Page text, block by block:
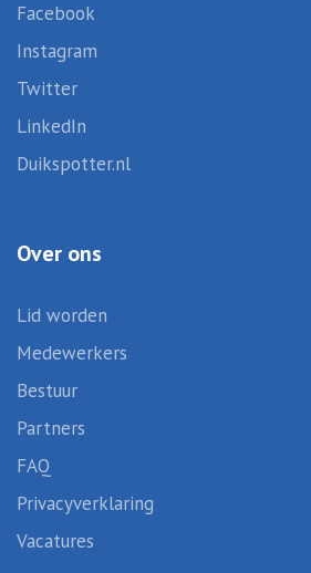
Facebook
Instagram
Twitter
LinkedIn
Duikspotter.nl
Over ons
Lid worden
Medewerkers
Bestuur
Partners
FAQ
Privacyverklaring
Vacatures